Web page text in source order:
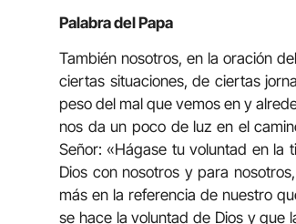
Palabra del Papa
También nosotros, en la oración
ciertas situaciones, de ciertas
peso del mal que vemos en y
nos da un poco de luz en el
Señor: «Hágase tu voluntad en la
Dios con nosotros y para
más en la referencia de nuestro
se hace la voluntad de Dios y que